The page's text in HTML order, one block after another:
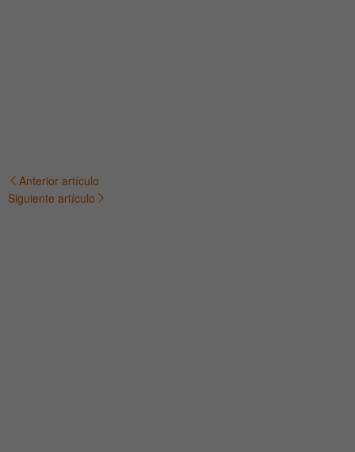
Navegación
Anterior artículo
Siguiente artículo